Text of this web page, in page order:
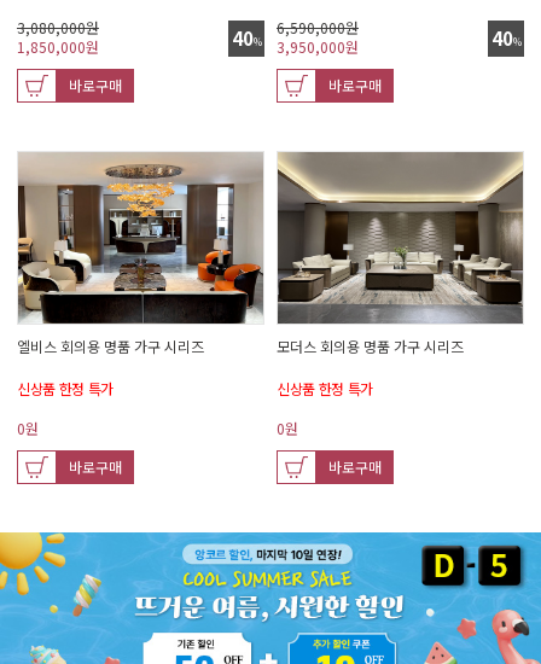
40%
3,080,000원
1,850,000원
바로구매
40%
6,590,000원
3,950,000원
바로구매
엘비스 회의용 명품 가구 시리즈
신상품 한정 특가
0원
바로구매
모더스 회의용 명품 가구 시리즈
신상품 한정 특가
0원
바로구매